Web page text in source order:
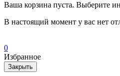
Ваша корзина пуста. Выберите
В настоящий момент у вас нет
0
Избранное
Закрыть